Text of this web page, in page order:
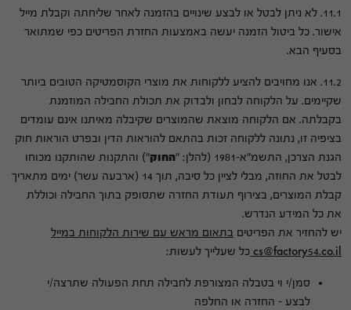
11.1. לא ניתן לבטל או לבצע שינויים בהזמנה לאחר שליחתה וקבלת מייל
אישור. כל ביטול הזמנה יעשה באמצעות החזרת הפריטים כפי שמתואר
בסעיף הבא.
11.2. אנו מחויבים להציע ללקוחות את מוצרי הקוסמטיקה הטובים ביותר
שקיימים. על הלקוחה לבחון ולבדוק את תכולת החבילה המוזמנת
בקבלתה. אם הלקוחה מוצאת שהמוצרים שקיבלה מאיתנו אינם עומדים
בציפיה זו, נתונה ללקוחה זכות בהתאם להוראות הדין ובפרט הוראות חוק
הגנת הצרכן, התשמ"א-1981 (להלן: "
החוק") והתקנות שהותקנו מכוחו
לבטל את החוזה, מבלי לציין כל סיבה, תוך 14 (ארבעה עשר) ימים מתאריך
קבלת המוצרים, בצירוף תעודת החזרה שתסופק בתוך החבילה וכוללת
את כל המידע הנדרש.
יש להחזיר את הפריטים בתאום מראש עם שירות הלקוחות במייל
cs@factory54.co.il כל שעלייך לעשות:
סמן/י וי בטבלה המצורפת לחבילה תחת הפעולה שתרצה/י
לבצע – החזרה או החלפה